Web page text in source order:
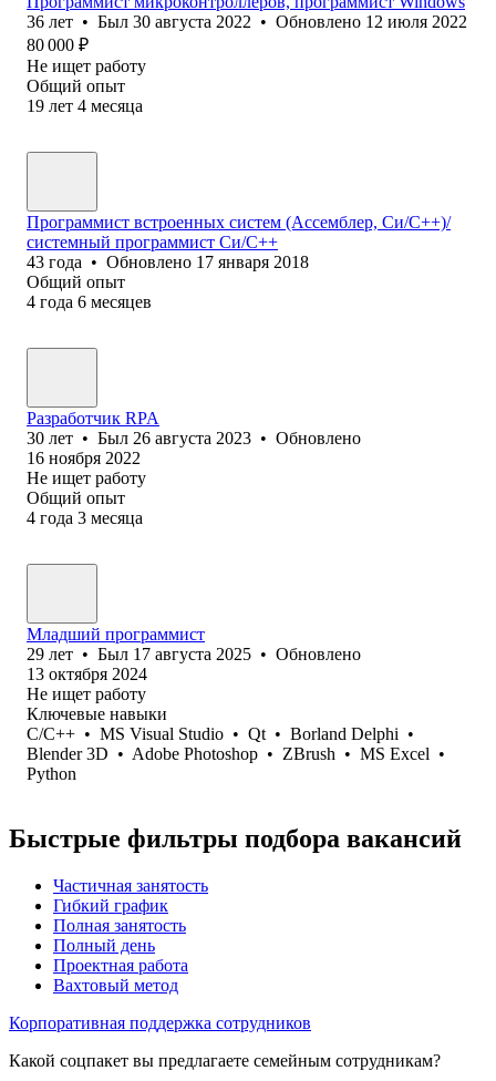
36 лет • Был 30 августа 2022 • Обновлено 12 июля 2022
80 000 ₽
Не ищет работу
Общий опыт
19 лет 4 месяца
Программист встроенных систем (Ассемблер, Си/С++)/
системный программист Си/С++
43 года • Обновлено 17 января 2018
Общий опыт
4 года 6 месяцев
Разработчик RPA
30 лет • Был 26 августа 2023 • Обновлено
16 ноября 2022
Не ищет работу
Общий опыт
4 года 3 месяца
Младший программист
29 лет • Был 17 августа 2025 • Обновлено
13 октября 2024
Не ищет работу
Ключевые навыки
C/C++ • MS Visual Studio • Qt • Borland Delphi •
Blender 3D • Adobe Photoshop • ZBrush • MS Excel •
Python
Быстрые фильтры подбора вакансий
Частичная занятость
Гибкий график
Полная занятость
Полный день
Проектная работа
Вахтовый метод
Корпоративная поддержка сотрудников
Какой соцпакет вы предлагаете семейным сотрудникам?